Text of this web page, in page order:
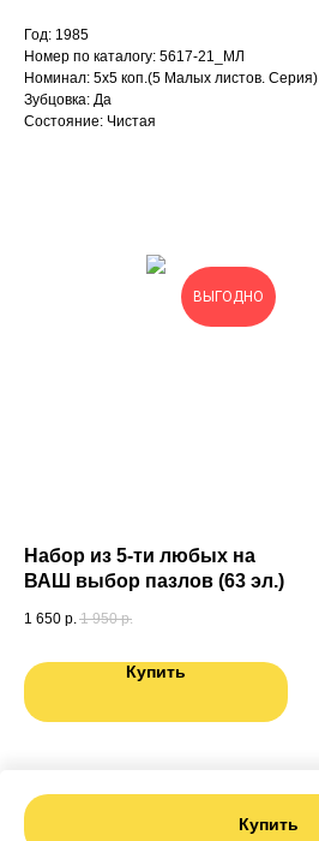
Купить
Год: 1985
Номер по каталогу: 5617-21_МЛ
Номинал: 5х5 коп.(5 Малых листов. Серия)
Зубцовка: Да
Состояние: Чистая
ВЫГОДНО
Набор из 5-ти любых на
ВАШ выбор пазлов (63 эл.)
1 650 р. 1 950 р.
Купить